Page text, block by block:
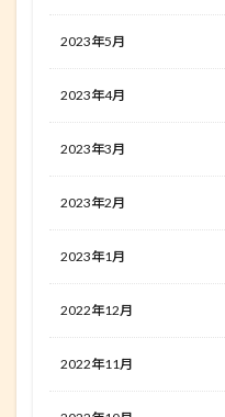
2023年5月
2023年4月
2023年3月
2023年2月
2023年1月
2022年12月
2022年11月